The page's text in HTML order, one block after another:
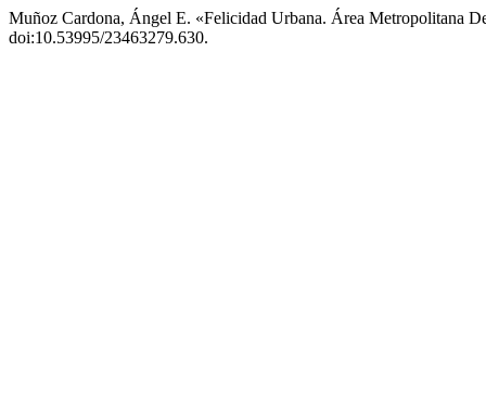
Muñoz Cardona, Ángel E. «Felicidad Urbana. Área Metropolitana
doi:10.53995/23463279.630.